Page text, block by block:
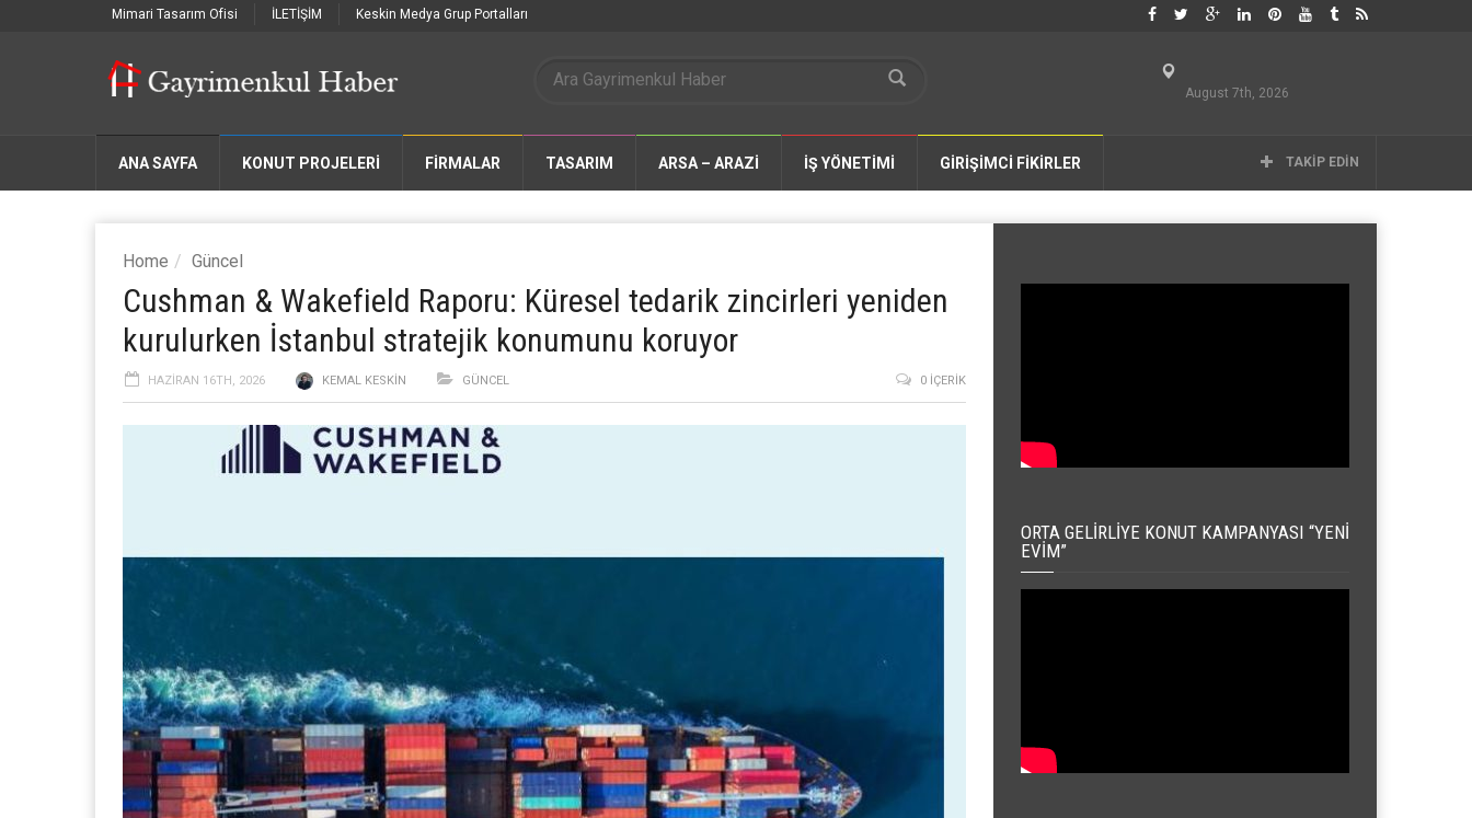
Mimari Tasarım Ofisi İLETİŞİM Keskin Medya Grup Portalları
August 7th, 2026
ANA SAYFA KONUT PROJELERİ FIRMALAR TASARIM ARSA – ARAZİ İŞ YÖNETİMİ GİRİŞİMCİ FİKİRLER TAKIP EDIN
Home Güncel
Cushman & Wakefield Raporu: Küresel tedarik zincirleri yeniden
kurulurken İstanbul stratejik konumunu koruyor
HAZIRAN 16TH, 2026 KEMAL KESKIN GÜNCEL 0 İÇERIK
ORTA GELIRLIYE KONUT KAMPANYASI “YENI
EVIM”